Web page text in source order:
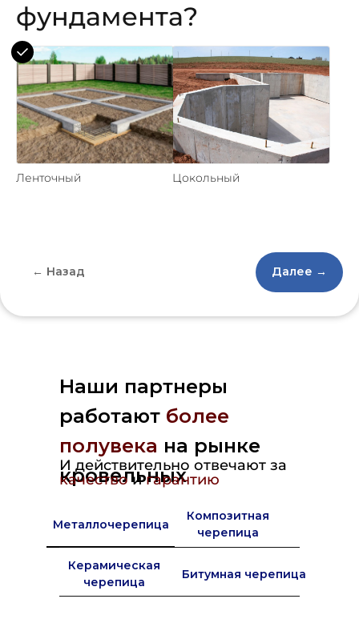
фундамента?
Ленточный Цокольный
← Назад Далее →
Наши партнеры
работают более
полувека на рынке
кровельных
И действительно отвечают за
качествоигарантию
Металлочерепица
Композитная
черепица
Керамическая
черепица
Битумная черепица